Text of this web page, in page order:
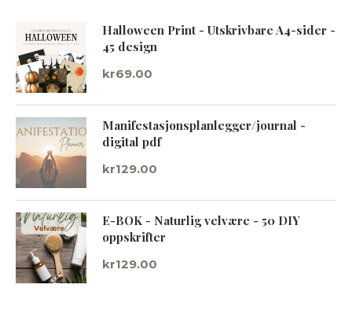
Halloween Print - Utskrivbare A4-sider -
45 design
kr69.00
Manifestasjonsplanlegger/journal -
digital pdf
kr129.00
E-BOK - Naturlig velvære - 50 DIY
oppskrifter
kr129.00